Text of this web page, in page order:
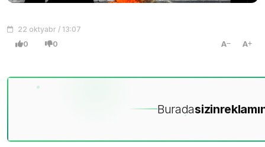
22 oktyabr / 13:07
0 0 A A
Buradasizin